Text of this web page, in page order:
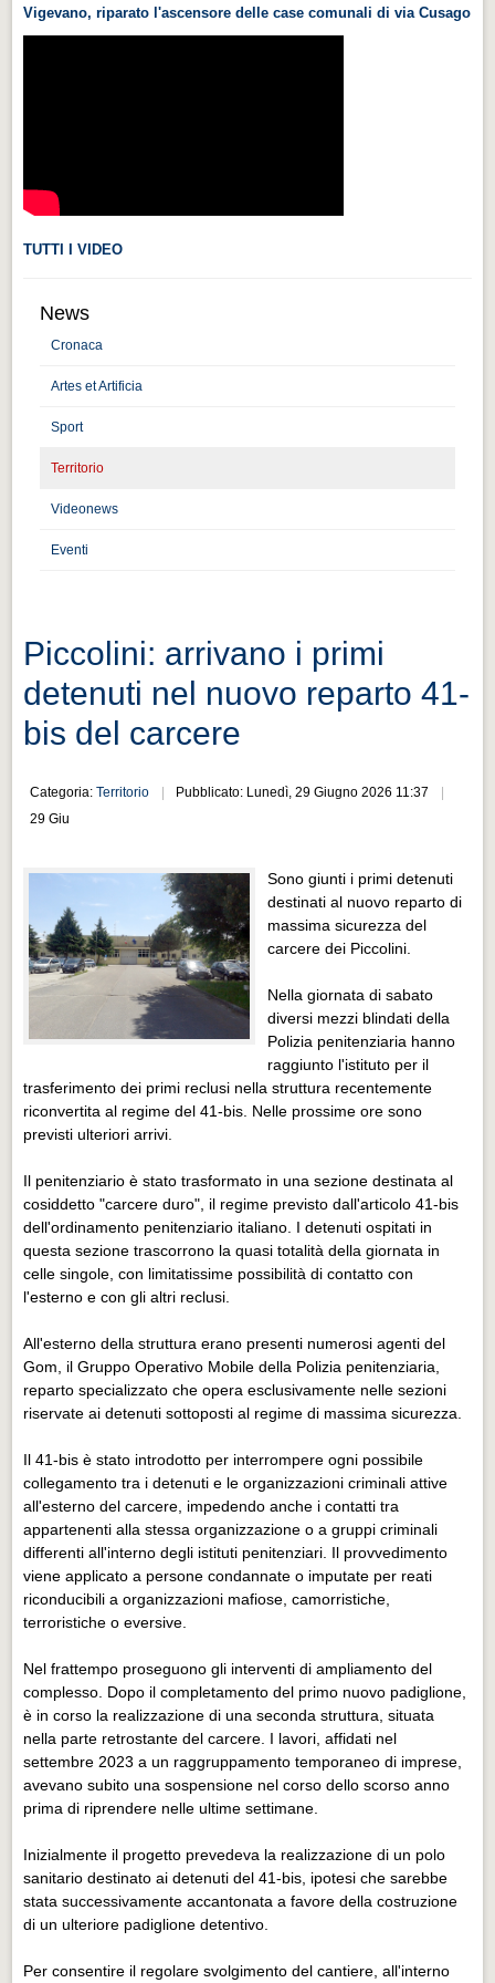
Videonews
CHI SIAMO
CITTÀ
Guida turistica rapida
Guida turistica rapida
Musica e teatro
Musica e teatro
Distretto industriale
Distretto industriale
Muoversi a Vigevano
Cultura e turismo 4.0
PROGETTI
PROGETTI
Progetti Aperti
Progetti Realizzati
EVENTI
EVENTI
Eventi Vigevano
Eventi Vigevano
Eventi Pavia
Vigevano, riparato l'ascensore delle case comunali di via Cusago
TUTTI I VIDEO
News
Cronaca
Artes et Artificia
Sport
Territorio
Videonews
Eventi
Piccolini: arrivano i primi
detenuti nel nuovo reparto 41-
bis del carcere
Categoria:Territorio
Pubblicato: Lunedì, 29 Giugno 2026 11:37
29 Giu
Sono giunti i primi detenuti
destinati al nuovo reparto di
massima sicurezza del
carcere dei Piccolini.
Nella giornata di sabato
diversi mezzi blindati della
Polizia penitenziaria hanno
raggiunto l'istituto per il
trasferimento dei primi reclusi nella struttura recentemente
riconvertita al regime del 41-bis. Nelle prossime ore sono
previsti ulteriori arrivi.
Il penitenziario è stato trasformato in una sezione destinata al
cosiddetto "carcere duro", il regime previsto dall'articolo 41-bis
dell'ordinamento penitenziario italiano. I detenuti ospitati in
questa sezione trascorrono la quasi totalità della giornata in
celle singole, con limitatissime possibilità di contatto con
l'esterno e con gli altri reclusi.
All'esterno della struttura erano presenti numerosi agenti del
Gom, il Gruppo Operativo Mobile della Polizia penitenziaria,
reparto specializzato che opera esclusivamente nelle sezioni
riservate ai detenuti sottoposti al regime di massima sicurezza.
Il 41-bis è stato introdotto per interrompere ogni possibile
collegamento tra i detenuti e le organizzazioni criminali attive
all'esterno del carcere, impedendo anche i contatti tra
appartenenti alla stessa organizzazione o a gruppi criminali
differenti all'interno degli istituti penitenziari. Il provvedimento
viene applicato a persone condannate o imputate per reati
riconducibili a organizzazioni mafiose, camorristiche,
terroristiche o eversive.
Nel frattempo proseguono gli interventi di ampliamento del
complesso. Dopo il completamento del primo nuovo padiglione,
è in corso la realizzazione di una seconda struttura, situata
nella parte retrostante del carcere. I lavori, affidati nel
settembre 2023 a un raggruppamento temporaneo di imprese,
avevano subito una sospensione nel corso dello scorso anno
prima di riprendere nelle ultime settimane.
Inizialmente il progetto prevedeva la realizzazione di un polo
sanitario destinato ai detenuti del 41-bis, ipotesi che sarebbe
stata successivamente accantonata a favore della costruzione
di un ulteriore padiglione detentivo.
Per consentire il regolare svolgimento del cantiere, all'interno